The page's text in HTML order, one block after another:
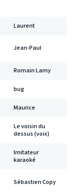
Laurent
Jean-Paul
Romain Lamy
bug
Maurice
Le voisin du
dessus (voix)
Imitateur
karaoké
Sébastien Copy